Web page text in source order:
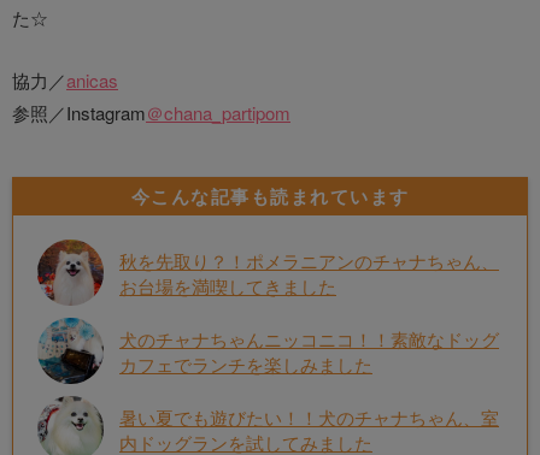
た☆
協力／anicas
参照／Instagram＠chana_partipom
今こんな記事も読まれています
秋を先取り？！ポメラニアンのチャナちゃん、
お台場を満喫してきました
犬のチャナちゃんニッコニコ！！素敵なドッグ
カフェでランチを楽しみました
暑い夏でも遊びたい！！犬のチャナちゃん、室
内ドッグランを試してみました